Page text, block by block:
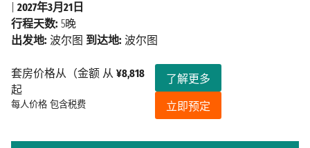
套房价格从（金额 从 ¥8,818
起
每人价格 包含税费
了解更多
立即预定
2027年3月21日
行程天数: 5晚
出发地: 波尔图 到达地: 波尔图